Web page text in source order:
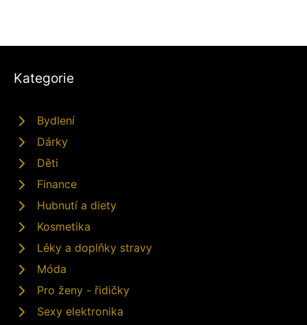
Kategorie
Bydlení
Dárky
Děti
Finance
Hubnutí a diety
Kosmetika
Léky a doplňky stravy
Móda
Pro ženy - řidičky
Sexy elektronika